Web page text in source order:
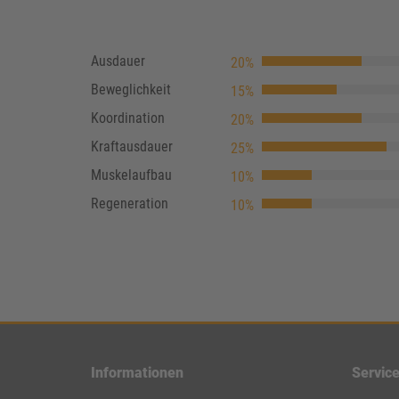
Ausdauer
20%
Beweglichkeit
15%
Koordination
20%
Kraftausdauer
25%
Muskelaufbau
10%
Regeneration
10%
Informationen Service